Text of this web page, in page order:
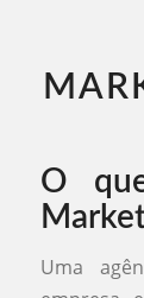
O
Uma